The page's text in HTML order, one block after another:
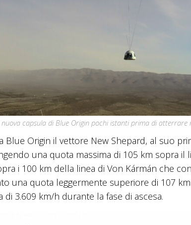
nuova capsula di Blue Origin pochi istanti prima di atterrare
Blue Origin il vettore New Shepard, al suo
una quota massima di 105 km sopra
i 100 km della linea di Von Kármán che
una quota leggermente superiore di 107
di 3.609 km/h durante la fase di ascesa.